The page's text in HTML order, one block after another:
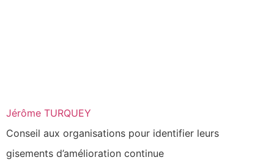
Jérôme TURQUEY
Conseil aux organisations pour identifier leurs
gisements d’amélioration continue